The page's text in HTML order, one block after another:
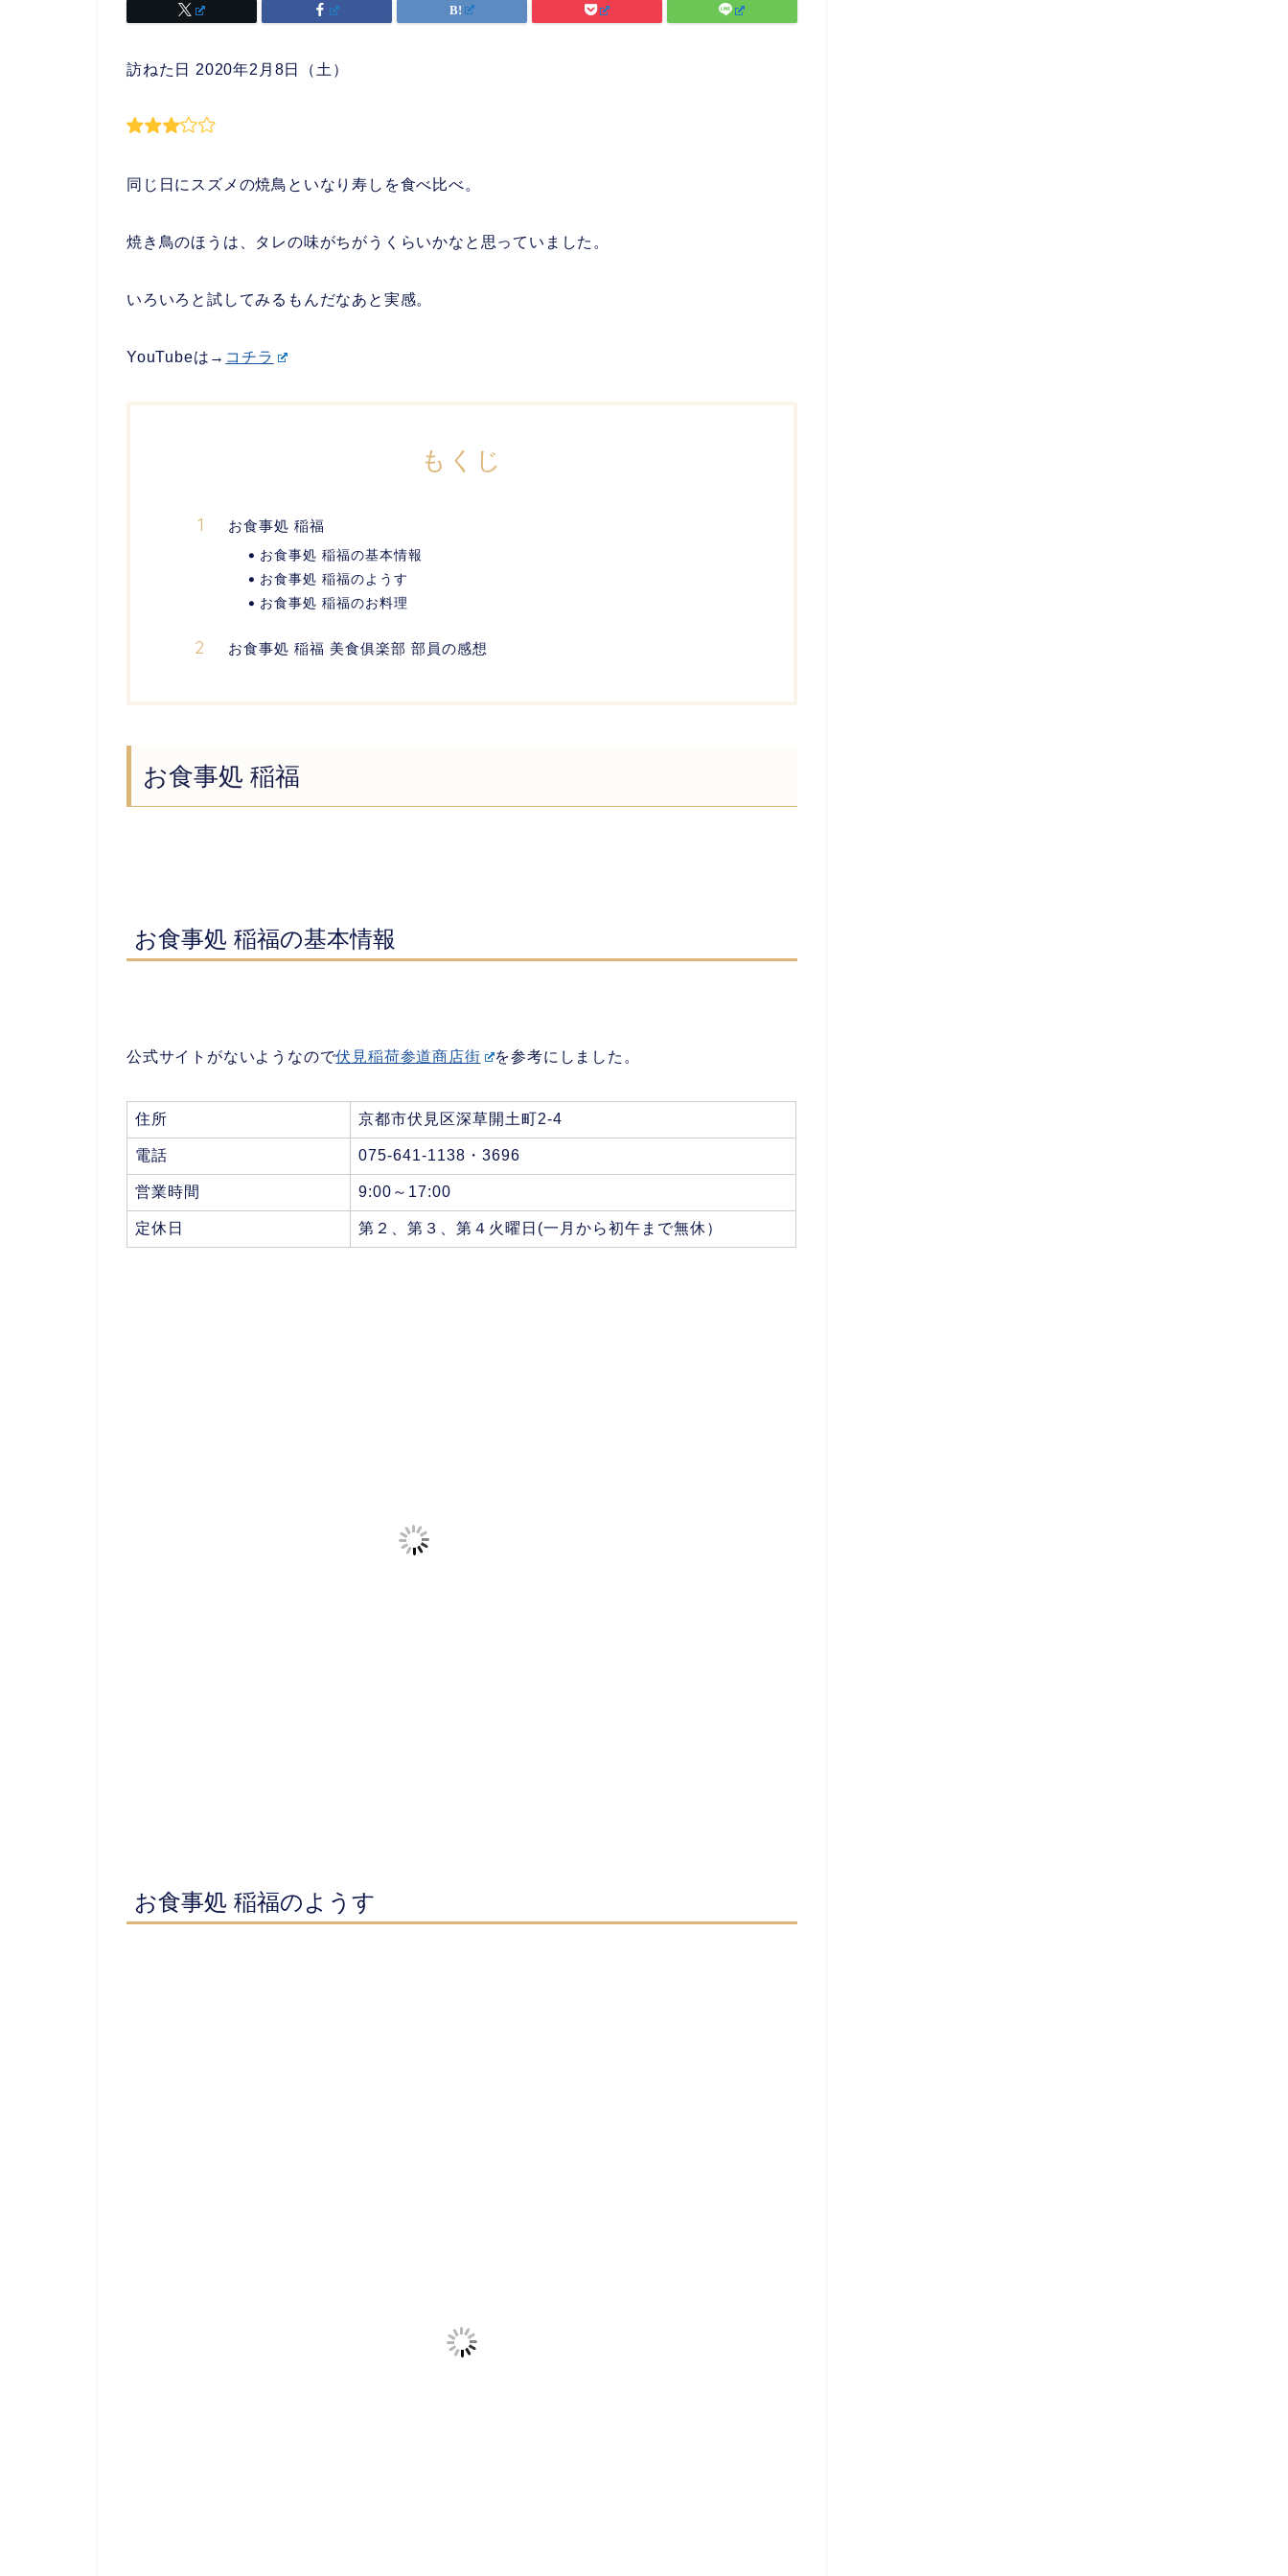
訪ねた日 2020年2月8日（土）
同じ日にスズメの焼鳥といなり寿しを食べ比べ。
焼き鳥のほうは、タレの味がちがうくらいかなと思っていました。
いろいろと試してみるもんだなあと実感。
YouTubeは→ コチラ
もくじ
お食事処 稲福
お食事処 稲福の基本情報
お食事処 稲福のようす
お食事処 稲福のお料理
お食事処 稲福 美食俱楽部 部員の感想
お食事処 稲福
お食事処 稲福の基本情報
公式サイトがないようなので伏見稲荷参道商店街 を参考にしました。
住所 京都市伏見区深草開土町2-4
電話 075-641-1138・3696
営業時間 9:00～17:00
定休日 第２、第３、第４火曜日(一月から初午まで無休）
お食事処 稲福のようす